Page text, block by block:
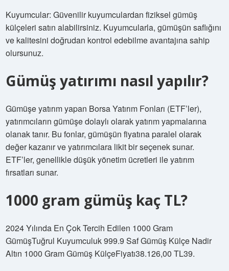
Kuyumcular: Güvenilir kuyumculardan fiziksel gümüş
külçeleri satın alabilirsiniz. Kuyumcularla, gümüşün saflığını
ve kalitesini doğrudan kontrol edebilme avantajına sahip
olursunuz.
Gümüş yatırımı nasıl yapılır?
Gümüşe yatırım yapan Borsa Yatırım Fonları (ETF’ler),
yatırımcıların gümüşe dolaylı olarak yatırım yapmalarına
olanak tanır. Bu fonlar, gümüşün fiyatına paralel olarak
değer kazanır ve yatırımcılara likit bir seçenek sunar.
ETF’ler, genellikle düşük yönetim ücretleri ile yatırım
fırsatları sunar.
1000 gram gümüş kaç TL?
2024 Yılında En Çok Tercih Edilen 1000 Gram
GümüşTuğrul Kuyumculuk 999.9 Saf Gümüş Külçe Nadir
Altın 1000 Gram Gümüş KülçeFiyatı38.126,00 TL39.